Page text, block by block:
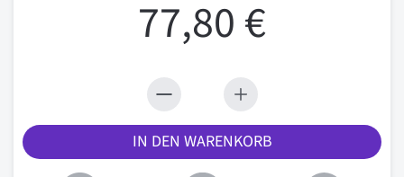
77,80 €
IN DEN WARENKORB